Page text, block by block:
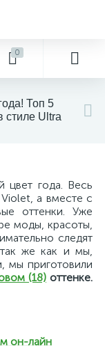
0
Топ 5
стиле Ultra
цвет года. Весь
а вместе с
оттенки. Уже
моды, красоты,
следят
же как и мы,
мы приготовили
(18)оттенке.
он-лайн